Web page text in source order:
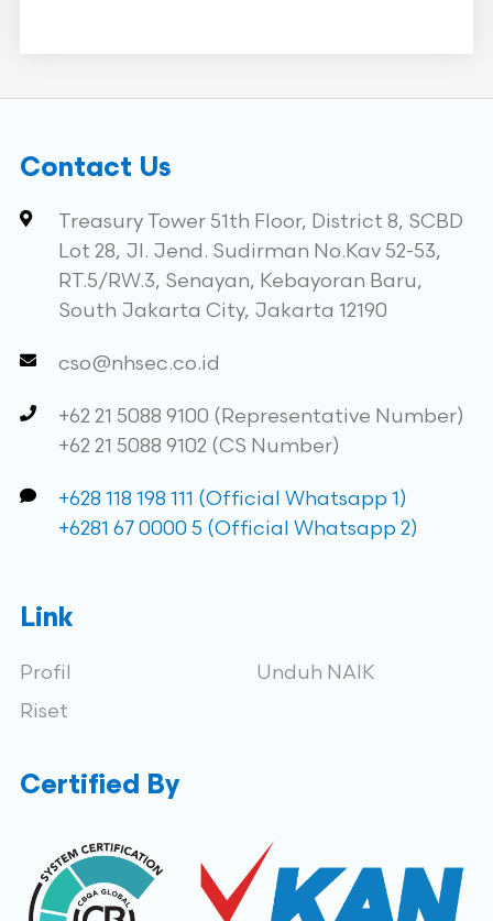
Contact Us
Treasury Tower 51th Floor, District 8, SCBD
Lot 28, Jl. Jend. Sudirman No.Kav 52-53,
RT.5/RW.3, Senayan, Kebayoran Baru,
South Jakarta City, Jakarta 12190
cso@nhsec.co.id
+62 21 5088 9100 (Representative Number)
+62 21 5088 9102 (CS Number)
+628 118 198 111 (Official Whatsapp 1)
+6281 67 0000 5 (Official Whatsapp 2)
Link
Profil
Riset
Unduh NAIK
Certified By